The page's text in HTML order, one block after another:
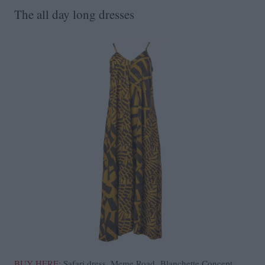
The all day long dresses